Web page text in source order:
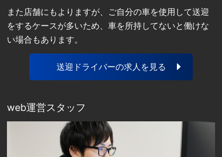
また店舗にもよりますが、ご自分の車を使用して送迎
をするケースが多いため、車を所持してないと働けな
い場合もあります。
送迎ドライバーの求人を見る
web運営スタッフ